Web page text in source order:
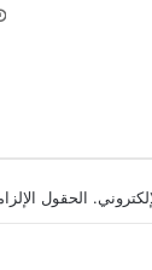
الحقول